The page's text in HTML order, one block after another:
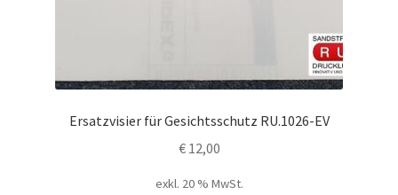
Ersatzvisier für Gesichtsschutz RU.1026-EV
€12,00
exkl. 20 % MwSt.